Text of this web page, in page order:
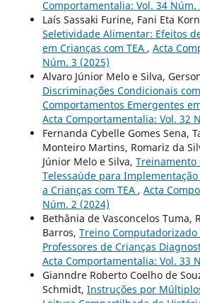
Comportamentalia: Vol. 34 Núm.
Laís Sassaki Furine, Fani Eta
Seletividade Alimentar: Efeitos
em Crianças com TEA , Acta
Núm. 3 (2025)
Alvaro Júnior Melo e Silva,
Discriminações Condicionais
Comportamentos Emergentes
Acta Comportamentalia: Vol. 32
Fernanda Cybelle Gomes Sena,
Monteiro Martins, Romariz da
Júnior Melo e Silva, Treinamento
Telessaúde para
a Crianças com TEA , Acta
Núm. 2 (2024)
Bethânia de Vasconcelos Tuma,
Barros, Treino
Professores de Crianças
Acta Comportamentalia: Vol. 33
Gianndre Roberto Coelho de
Schmidt, Instruções por